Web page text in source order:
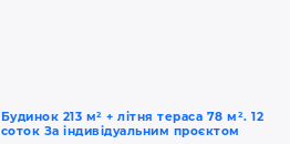
Будинок 213 м² + літня тераса 78 м². 12
соток За індивідуальним проєктом